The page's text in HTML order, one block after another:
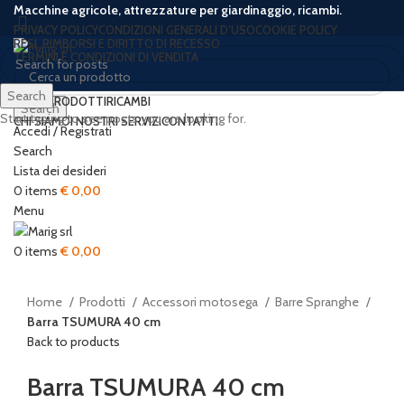
Macchine agricole, attrezzature per giardinaggio, ricambi.
PRIVACY POLICYCONDIZIONI GENERALI D’USOCOOKIE POLICY
RESI, RIMBORSI E DIRITTO DI RECESSO
TERMINI E CONDIZIONI DI VENDITA
Search
Accedi / Registrati
Search
Lista dei desideri
0 items € 0,00
Menu
0 items € 0,00
HOME PRODOTTIRICAMBI
CHI SIAMOI NOSTRI SERVIZICONTATTI
-20%
Click to enlarge
Home Prodotti Accessori motosega
Barre Spranghe
Barra TSUMURA 40 cm
Back to products
Barra TSUMURA 40 cm
Search
Start typing to see posts you are looking for.